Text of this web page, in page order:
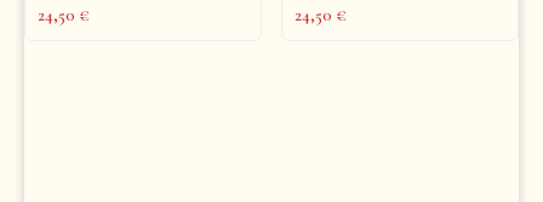
24,50 € 24,50 €